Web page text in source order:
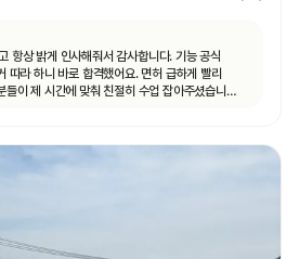
항상 밝게 인사해줘서 감사합니다. 기능 공식
바로 합격했어요. 면허 급하게 빨리
들이 제 시간에 맞춰 친절히 수업 잡아주셨습니다.